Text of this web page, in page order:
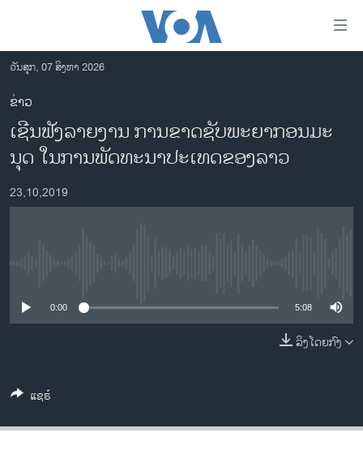
ເຂົ້າ
ຫາ
ຂ້າມ
ຂ້າມ
ຂ້າມ
ໄປ
ຫາ
ຊອກ
ອາເມຣິກາ
ການເລືອກຕັ້ງ ປະທານາທີບໍດີ ສະຫະລັດ 2024
ຂ່າວ​ຈີນ
ຊີວິດຊາວລາວ
ທຸລະກິດ
ພາສາອັງກິດ
ວັນສຸກ, 07 ສິງຫາ 2026
ຂ່າວ
​ເຊີນ​ຟັງລາຍ​ງານ​ ​ການ​ຂາດ​ຊັບ​ພະ​ຍາ​ກອນ​ມະ​
ນຸດ​ ໃນ​ກາ​ນ​ພັດ​ທະ​ນາ​ປະ​ເທດ​ຂອງ​ລາວ
23,10,2019
0:00 5:08
ລິງໂດຍກົງ
ແຊຣ໌